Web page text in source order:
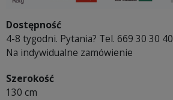
Dostępność
4-8 tygodni. Pytania? Tel. 669 30 30 40
Na indywidualne zamówienie
Szerokość
130 cm